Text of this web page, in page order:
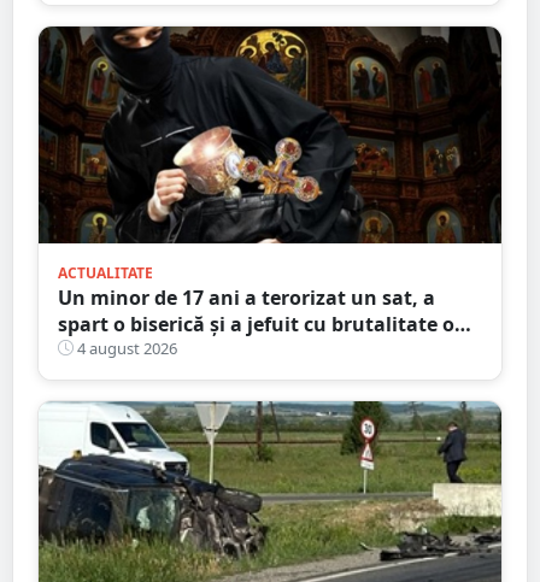
ACTUALITATE
Un minor de 17 ani a terorizat un sat, a
spart o biserică și a jefuit cu brutalitate o
bătrână de 80 de ani
4 august 2026